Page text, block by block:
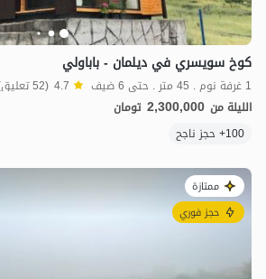
كوخ سويسري في ديلمان - باباولي
1 غرفة نوم . 45 متر . حتى 6 ضيف 4.7 (52 تعليق)
الليلة من 2,300,000 تومان
100+ حجز ناجح
ممتازة
حجز فوري